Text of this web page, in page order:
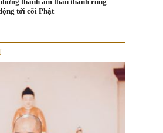
tới cõi Phật